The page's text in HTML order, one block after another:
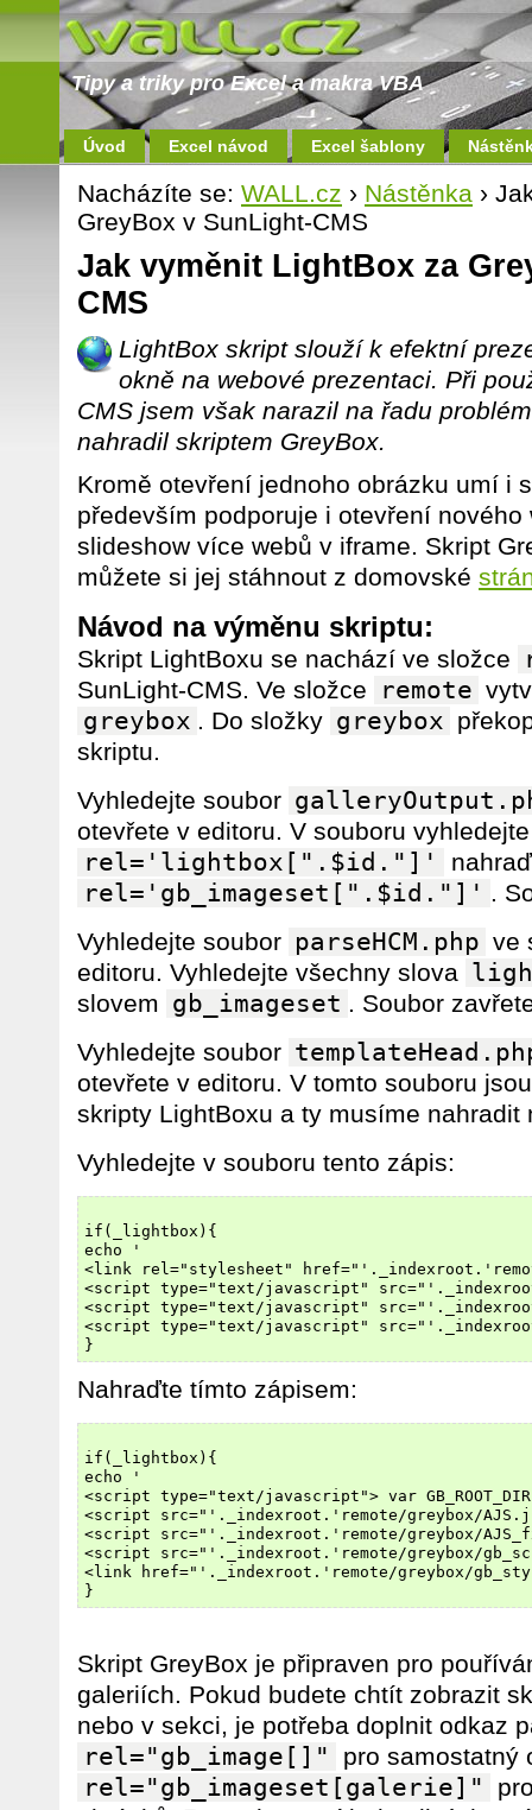
Tipy a triky pro Excel a makra VBA
Úvod Excel návod Excel šablony
Nacházíte se: WALL.cz › Nástěnka ›
GreyBox v SunLight-CMS
Jak vyměnit LightBox za
CMS
LightBox skript slouží k efektní
okně na webové prezentaci. Při
CMS jsem však narazil na řadu
nahradil skriptem GreyBox.
Kromě otevření jednoho obrázku umí i
především podporuje i otevření
slideshow více webů v iframe. Skript
můžete si jej stáhnout z domovské
Návod na výměnu skriptu:
Skript LightBoxu se nachází ve složce
SunLight-CMS. Ve složce remote
greybox . Do složky greybox
skriptu.
Vyhledejte soubor
otevřete v editoru. V souboru
rel='lightbox[".$id."]'
rel='gb_imageset[".$id."]' .
Vyhledejte soubor parseHCM.php ve
editoru. Vyhledejte všechny slova
slovem gb_imageset . Soubor
Vyhledejte soubor
otevřete v editoru. V tomto souboru
skripty LightBoxu a ty musíme nahradit
Vyhledejte v souboru tento zápis:
if(_lightbox){
echo '
<link rel="stylesheet"
<script type="text/javascript"
<script type="text/javascript"
<script type="text/javascript"
Nahraďte tímto zápisem:
if(_lightbox){
echo '
<script type="text/javascript"> var
<script src="'._indexroot.'remote/greybox/
<script src="'._indexroot.'remote/greybox/
<script src="'._indexroot.'remote/greybox/
<link href="'._indexroot.'remote/greybox/
Skript GreyBox je připraven pro
galeriích. Pokud budete chtít zobrazit
nebo v sekci, je potřeba doplnit odkaz
rel="gb_image[]" pro samostatný
rel="gb_imageset[galerie]"